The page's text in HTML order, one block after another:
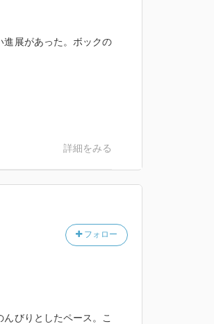
進展があった。ボックの
詳細をみる
フォロー
びりとしたペース。こ